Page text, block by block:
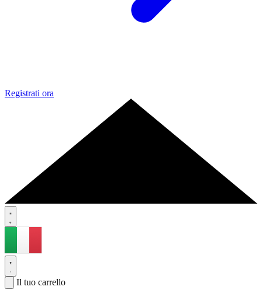
Registrati ora
Il tuo carrello